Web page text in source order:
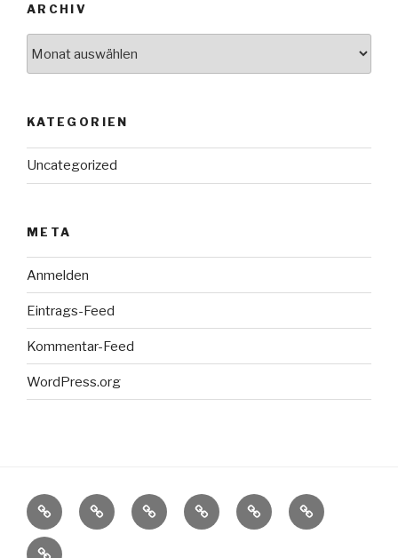
ARCHIV
KATEGORIEN
Uncategorized
META
Anmelden
Eintrags-Feed
Kommentar-Feed
WordPress.org
Die
Ungarndeutschen
Wir
über
Unser
ehrenamtliches
Unser
Förderverein
Unsere
aktuellen
Fakten-
Check
Impressum